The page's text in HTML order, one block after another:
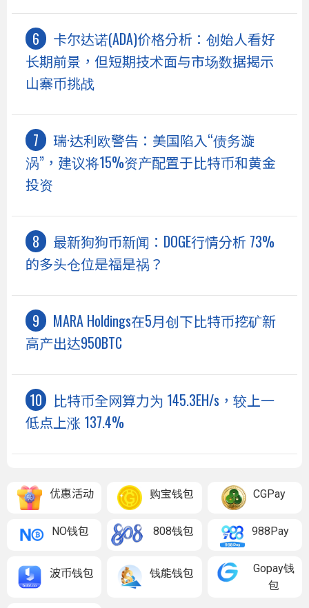
卡尔达诺(ADA)价格分析：创始人看好
长期前景，但短期技术面与市场数据揭示
山寨币挑战
瑞·达利欧警告：美国陷入“债务漩
涡”，建议将15%资产配置于比特币和黄金
投资
最新狗狗币新闻：DOGE行情分析 73%
的多头仓位是福是祸？
MARA Holdings在5月创下比特币挖矿新
高产出达950BTC
比特币全网算力为 145.3EH/s，较上一
低点上涨 137.4%
优惠活动 购宝钱包 CGPay
NO钱包 808钱包 988Pay
波币钱包 钱能钱包
Gopay钱
包